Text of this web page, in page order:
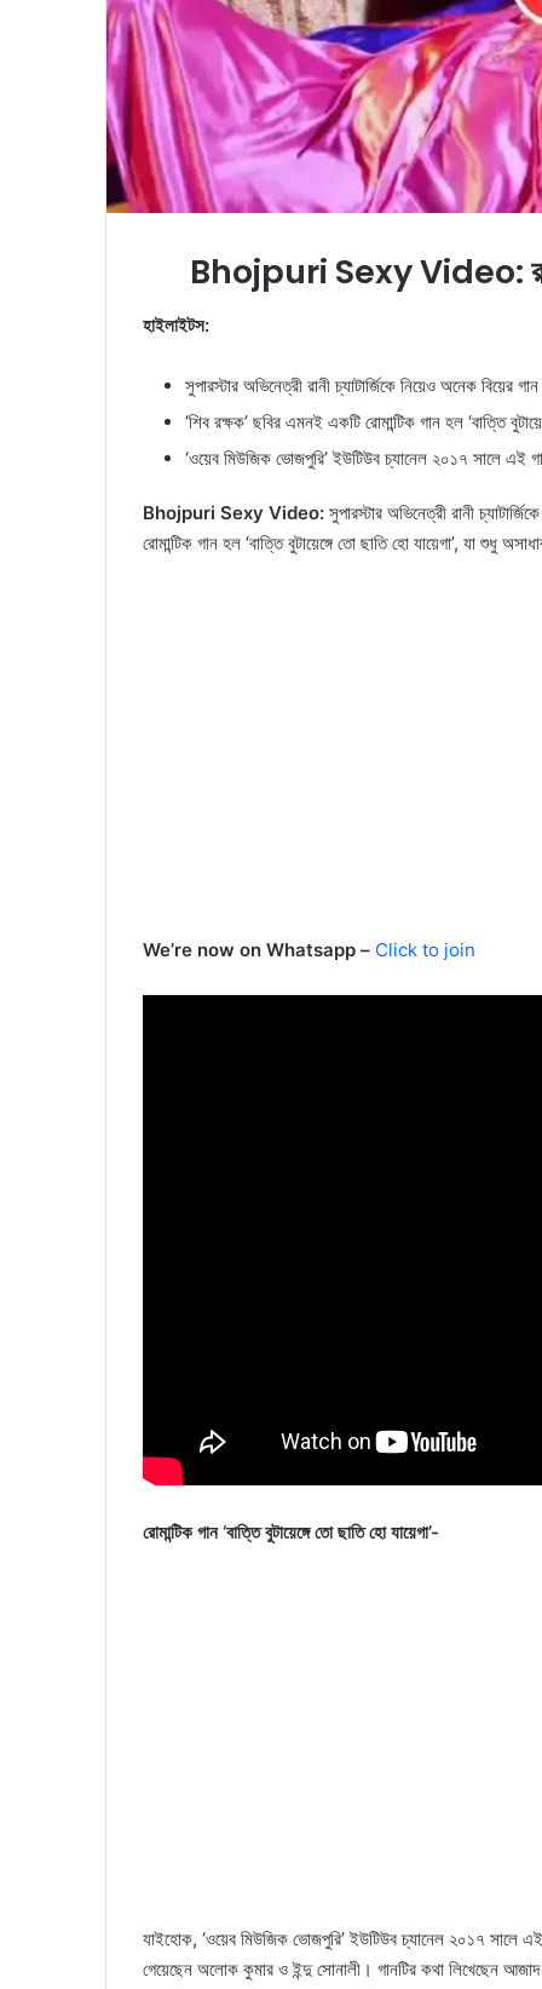
Bhojpuri Sexy Video:
হাইলাইটস:
সুপারস্টার অভিনেত্রী রানী চ্যাটার্জিকে নিয়েও অনেক বিয়ের
‘শিব রক্ষক’ ছবির এমনই একটি রোমান্টিক গান হল ‘বাত্তি
‘ওয়েব মিউজিক ভোজপুরি’ ইউটিউব চ্যানেল ২০১৭ সালে এই
Bhojpuri Sexy Video: সুপারস্টার অভিনেত্রী রানী
রোমান্টিক গান হল ‘বাত্তি বুটায়েঙ্গে তো ছাতি হো যায়েগা’, যা শুধু
We’re now on Whatsapp – Click to join
রোমান্টিক গান ‘বাত্তি বুটায়েঙ্গে তো ছাতি হো যায়েগা’-
যাইহোক, ‘ওয়েব মিউজিক ভোজপুরি’ ইউটিউব চ্যানেল ২০১৭ সালে
গেয়েছেন অলোক কুমার ও ইন্দু সোনালী। গানটির কথা লিখেছেন